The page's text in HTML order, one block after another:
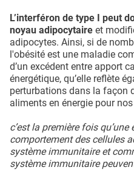
L’interféron de type I peut
noyau adipocytaire et
adipocytes. Ainsi, si de
l'obésité est une maladie
d’un excédent entre apport
énergétique, qu’elle reflète
perturbations dans la façon
aliments en énergie pour
c’est la première fois
comportement des cellules
système immunitaire et
système immunitaire